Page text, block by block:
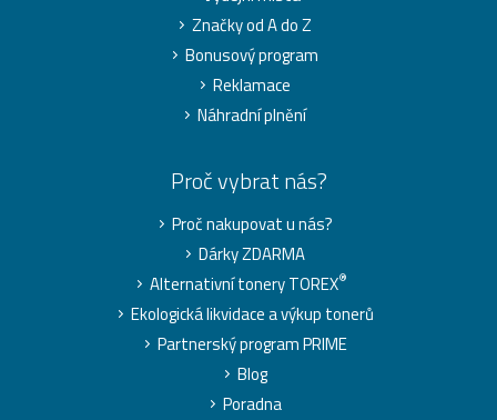
Značky od A do Z
Bonusový program
Reklamace
Náhradní plnění
Proč vybrat nás?
Proč nakupovat u nás?
Dárky ZDARMA
Alternativní tonery TOREX®
Ekologická likvidace a výkup tonerů
Partnerský program PRIME
Blog
Poradna